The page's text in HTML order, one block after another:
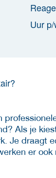
Uur
Als je
Je draagt
er ook